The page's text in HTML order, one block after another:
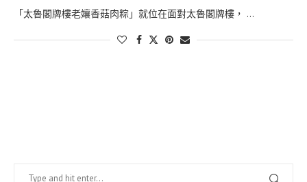
「太魯閣牌樓老孃香菇肉粽」就位在面對太魯閣牌樓， …